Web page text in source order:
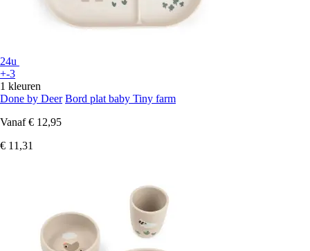
24u
+-3
1 kleuren
Done by Deer Bord plat baby Tiny farm
Vanaf € 12,95
€ 11,31